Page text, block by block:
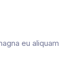
eu